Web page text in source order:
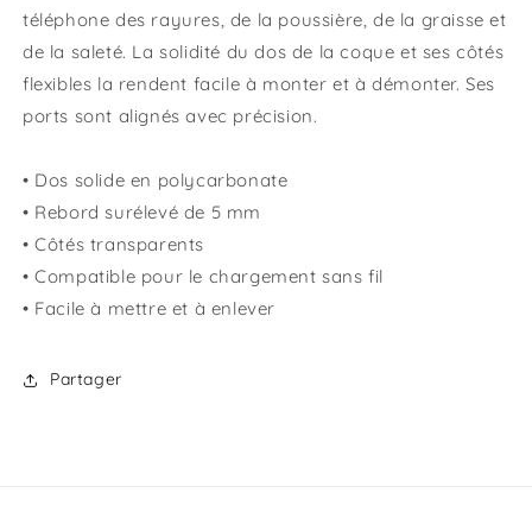
téléphone des rayures, de la poussière, de la graisse et
de la saleté. La solidité du dos de la coque et ses côtés
flexibles la rendent facile à monter et à démonter. Ses
ports sont alignés avec précision.
• Dos solide en polycarbonate
• Rebord surélevé de 5 mm
• Côtés transparents
• Compatible pour le chargement sans fil
• Facile à mettre et à enlever
Partager